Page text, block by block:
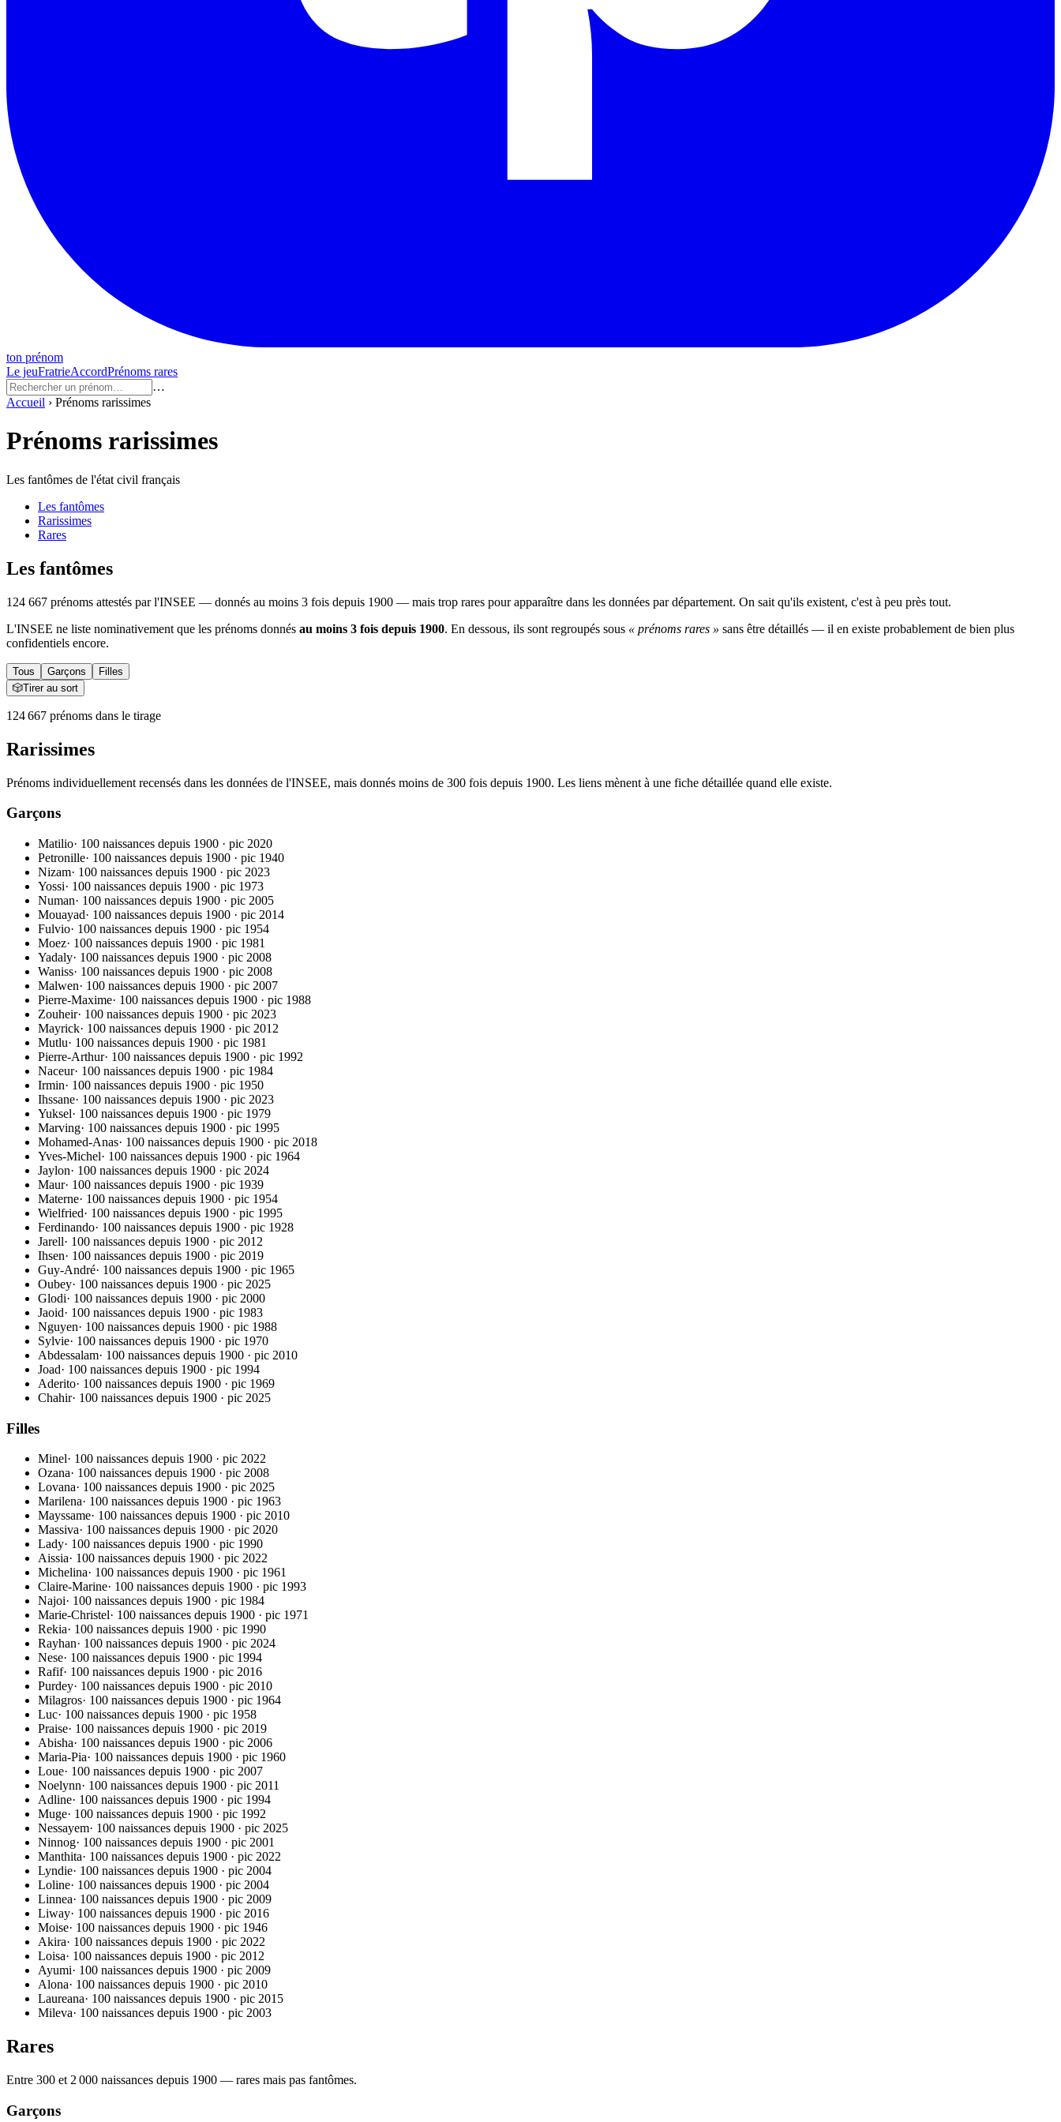
ton prénom
Le jeuFratrieAccordPrénoms rares
…
Accueil › Prénoms rarissimes
Prénoms rarissimes
Les fantômes de l'état civil français
Les fantômes
Rarissimes
Rares
Les fantômes
124 667 prénoms attestés par l'INSEE — donnés au moins 3 fois depuis 1900 — mais trop rares pour apparaître dans les données par département. On sait qu'ils existent, c'est à peu près tout.
L'INSEE ne liste nominativement que les prénoms donnés au moins 3 fois depuis 1900. En dessous, ils sont regroupés sous « prénoms rares » sans être détaillés — il en existe probablement de bien plus
confidentiels encore.
Tous Garçons
Filles
🎲Tirer au sort
124 667 prénoms dans le tirage
Rarissimes
Prénoms individuellement recensés dans les données de l'INSEE, mais donnés moins de 300 fois depuis 1900. Les liens mènent à une fiche détaillée quand elle existe.
Garçons
Matilio· 100 naissances depuis 1900 · pic 2020
Petronille· 100 naissances depuis 1900 · pic 1940
Nizam· 100 naissances depuis 1900 · pic 2023
Yossi· 100 naissances depuis 1900 · pic 1973
Numan· 100 naissances depuis 1900 · pic 2005
Mouayad· 100 naissances depuis 1900 · pic 2014
Fulvio· 100 naissances depuis 1900 · pic 1954
Moez· 100 naissances depuis 1900 · pic 1981
Yadaly· 100 naissances depuis 1900 · pic 2008
Waniss· 100 naissances depuis 1900 · pic 2008
Malwen· 100 naissances depuis 1900 · pic 2007
Pierre-Maxime· 100 naissances depuis 1900 · pic 1988
Zouheir· 100 naissances depuis 1900 · pic 2023
Mayrick· 100 naissances depuis 1900 · pic 2012
Mutlu· 100 naissances depuis 1900 · pic 1981
Pierre-Arthur· 100 naissances depuis 1900 · pic 1992
Naceur· 100 naissances depuis 1900 · pic 1984
Irmin· 100 naissances depuis 1900 · pic 1950
Ihssane· 100 naissances depuis 1900 · pic 2023
Yuksel· 100 naissances depuis 1900 · pic 1979
Marving· 100 naissances depuis 1900 · pic 1995
Mohamed-Anas· 100 naissances depuis 1900 · pic 2018
Yves-Michel· 100 naissances depuis 1900 · pic 1964
Jaylon· 100 naissances depuis 1900 · pic 2024
Maur· 100 naissances depuis 1900 · pic 1939
Materne· 100 naissances depuis 1900 · pic 1954
Wielfried· 100 naissances depuis 1900 · pic 1995
Ferdinando· 100 naissances depuis 1900 · pic 1928
Jarell· 100 naissances depuis 1900 · pic 2012
Ihsen· 100 naissances depuis 1900 · pic 2019
Guy-André· 100 naissances depuis 1900 · pic 1965
Oubey· 100 naissances depuis 1900 · pic 2025
Glodi· 100 naissances depuis 1900 · pic 2000
Jaoid· 100 naissances depuis 1900 · pic 1983
Nguyen· 100 naissances depuis 1900 · pic 1988
Sylvie· 100 naissances depuis 1900 · pic 1970
Abdessalam· 100 naissances depuis 1900 · pic 2010
Joad· 100 naissances depuis 1900 · pic 1994
Aderito· 100 naissances depuis 1900 · pic 1969
Chahir· 100 naissances depuis 1900 · pic 2025
Filles
Minel· 100 naissances depuis 1900 · pic 2022
Ozana· 100 naissances depuis 1900 · pic 2008
Lovana· 100 naissances depuis 1900 · pic 2025
Marilena· 100 naissances depuis 1900 · pic 1963
Mayssame· 100 naissances depuis 1900 · pic 2010
Massiva· 100 naissances depuis 1900 · pic 2020
Lady· 100 naissances depuis 1900 · pic 1990
Aissia· 100 naissances depuis 1900 · pic 2022
Michelina· 100 naissances depuis 1900 · pic 1961
Claire-Marine· 100 naissances depuis 1900 · pic 1993
Najoi· 100 naissances depuis 1900 · pic 1984
Marie-Christel· 100 naissances depuis 1900 · pic 1971
Rekia· 100 naissances depuis 1900 · pic 1990
Rayhan· 100 naissances depuis 1900 · pic 2024
Nese· 100 naissances depuis 1900 · pic 1994
Rafif· 100 naissances depuis 1900 · pic 2016
Purdey· 100 naissances depuis 1900 · pic 2010
Milagros· 100 naissances depuis 1900 · pic 1964
Luc· 100 naissances depuis 1900 · pic 1958
Praise· 100 naissances depuis 1900 · pic 2019
Abisha· 100 naissances depuis 1900 · pic 2006
Maria-Pia· 100 naissances depuis 1900 · pic 1960
Loue· 100 naissances depuis 1900 · pic 2007
Noelynn· 100 naissances depuis 1900 · pic 2011
Adline· 100 naissances depuis 1900 · pic 1994
Muge· 100 naissances depuis 1900 · pic 1992
Nessayem· 100 naissances depuis 1900 · pic 2025
Ninnog· 100 naissances depuis 1900 · pic 2001
Manthita· 100 naissances depuis 1900 · pic 2022
Lyndie· 100 naissances depuis 1900 · pic 2004
Loline· 100 naissances depuis 1900 · pic 2004
Linnea· 100 naissances depuis 1900 · pic 2009
Liway· 100 naissances depuis 1900 · pic 2016
Moise· 100 naissances depuis 1900 · pic 1946
Akira· 100 naissances depuis 1900 · pic 2022
Loisa· 100 naissances depuis 1900 · pic 2012
Ayumi· 100 naissances depuis 1900 · pic 2009
Alona· 100 naissances depuis 1900 · pic 2010
Laureana· 100 naissances depuis 1900 · pic 2015
Mileva· 100 naissances depuis 1900 · pic 2003
Rares
Entre 300 et 2 000 naissances depuis 1900 — rares mais pas fantômes.
Garçons